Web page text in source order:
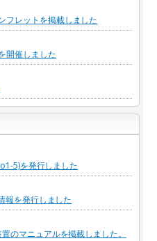
フレットを掲載しました
開催しました
5)を発行しました
報を発行しました
のマニュアルを掲載しました。